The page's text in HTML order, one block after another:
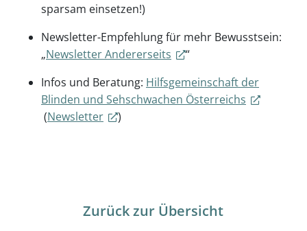
sparsam einsetzen!)
Newsletter-Empfehlung für mehr Bewusstsein:
„Newsletter Andererseits
“
Infos und Beratung: Hilfsgemeinschaft der
Blinden und Sehschwachen Österreichs
(Newsletter )
Zurück zur Übersicht